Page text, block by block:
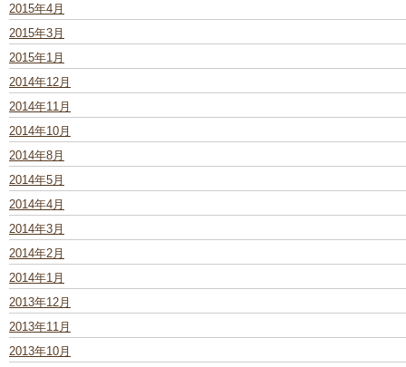
2015年4月
2015年3月
2015年1月
2014年12月
2014年11月
2014年10月
2014年8月
2014年5月
2014年4月
2014年3月
2014年2月
2014年1月
2013年12月
2013年11月
2013年10月